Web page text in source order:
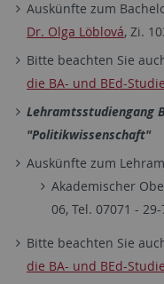
Auskünfte zum
Dr. Olga Löblová, Zi.
Bitte beachten Sie
die BA- und BEd-
Lehramtsstudiengang
"Politikwissenschaft"
Auskünfte zum
Akademischer
06, Tel. 07071 -
Bitte beachten Sie
die BA- und BEd-